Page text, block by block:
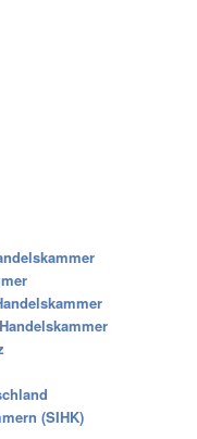
(SIHK)